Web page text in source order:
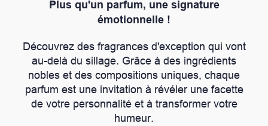
Plus qu'un parfum, une signature
émotionnelle !
Découvrez des fragrances d'exception qui vont
au-delà du sillage. Grâce à des ingrédients
nobles et des compositions uniques, chaque
parfum est une invitation à révéler une facette
de votre personnalité et à transformer votre
humeur.